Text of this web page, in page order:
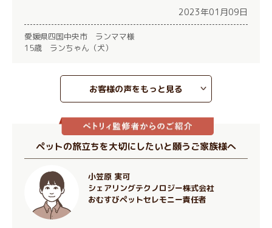
2023年01月09日
愛媛県四国中央市 ランママ様
15歳 ランちゃん（犬）
お客様の声をもっと見る
ペットの旅立ちを大切にしたいと願うご家族様へ
小笠原 実可
シェアリングテクノロジー株式会社
おむすびペットセレモニー責任者